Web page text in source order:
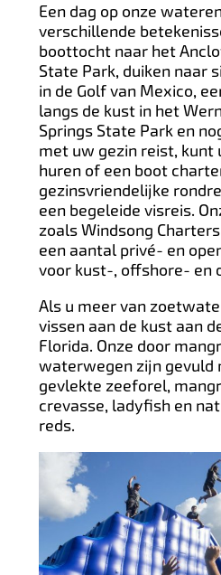
Een dag op onze
verschillende
boottocht naar het
State Park, duiken naar
in de Golf van Mexico,
langs de kust in het
Springs State Park en
met uw gezin reist, kunt
huren of een boot
gezinsvriendelijke
een begeleide visreis.
zoals Windsong
een aantal privé- en
voor kust-, offshore- en
Als u meer van
vissen aan de kust aan
Florida. Onze door
waterwegen zijn gevuld
gevlekte zeeforel,
crevasse, ladyfish en
reds.